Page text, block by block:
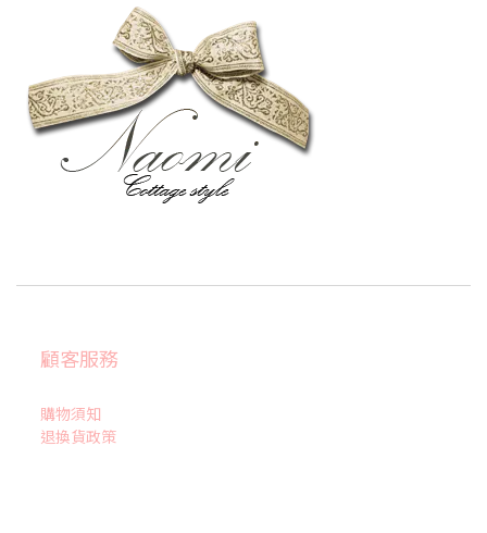
顧客服務
購物須知
退換貨政策